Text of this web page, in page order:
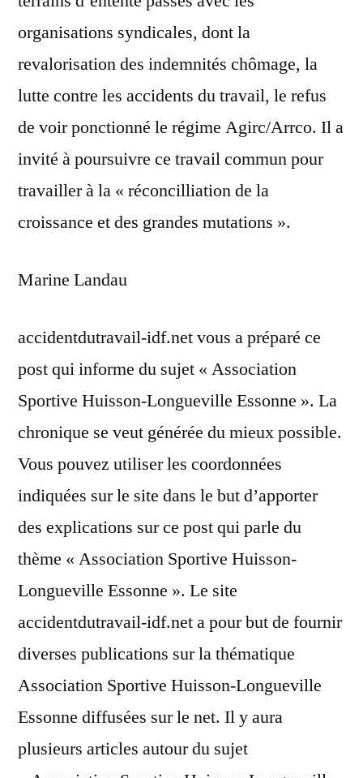
organisations syndicales, dont la
revalorisation des indemnités chômage, la
lutte contre les accidents du travail, le refus
de voir ponctionné le régime Agirc/Arrco. Il a
invité à poursuivre ce travail commun pour
travailler à la « réconcilliation de la
croissance et des grandes mutations ».
Marine Landau
accidentdutravail-idf.net vous a préparé ce
post qui informe du sujet « Association
Sportive Huisson-Longueville Essonne ». La
chronique se veut générée du mieux possible.
Vous pouvez utiliser les coordonnées
indiquées sur le site dans le but d’apporter
des explications sur ce post qui parle du
thème « Association Sportive Huisson-
Longueville Essonne ». Le site
accidentdutravail-idf.net a pour but de fournir
diverses publications sur la thématique
Association Sportive Huisson-Longueville
Essonne diffusées sur le net. Il y aura
plusieurs articles autour du sujet